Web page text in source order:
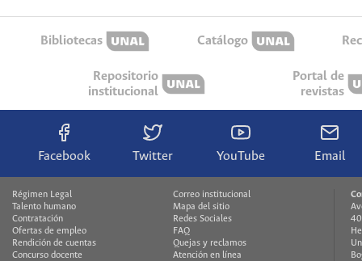
Bibliotecas Catálogo
Repositorio
institucional
Portal de
revistas
Facebook Twitter YouTube Email
Régimen Legal
Talento humano
Contratación
Ofertas de empleo
Rendición de cuentas
Concurso docente
Correo institucional
Mapa del sitio
Redes Sociales
FAQ
Quejas y reclamos
Atención en línea